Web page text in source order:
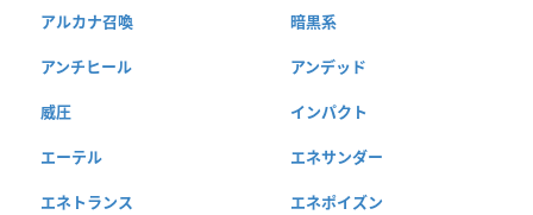
アルカナ召喚 暗黒系
アンチヒール アンデッド
威圧 インパクト
エーテル エネサンダー
エネトランス エネポイズン